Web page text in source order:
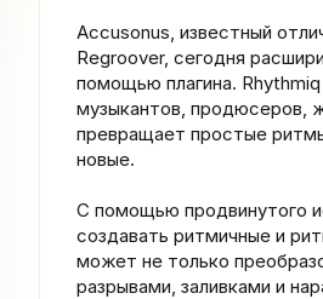
Accusonus, известный
Regroover, сегодня
помощью плагина.
музыкантов, продюсеров,
превращает простые
новые.
С помощью продвинутого
создавать ритмичные и
может не только
разрывами, заливками и